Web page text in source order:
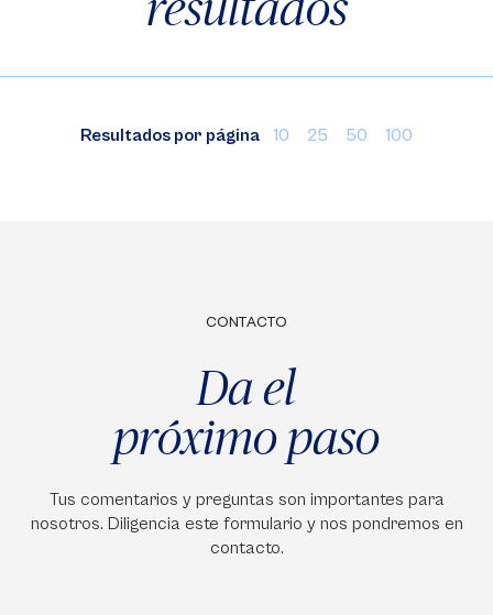
Resultados por página 10 25 50 100
CONTACTO
Da el
próximo paso
Tus comentarios y preguntas son importantes para
nosotros. Diligencia este formulario y nos pondremos en
contacto.